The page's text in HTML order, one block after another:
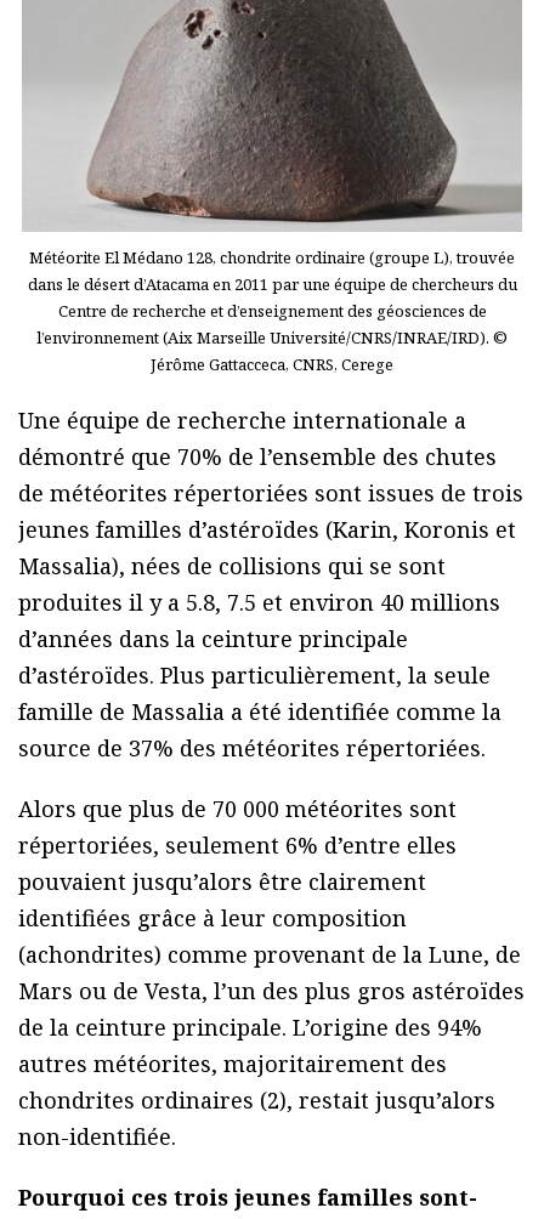
Météorite El Médano 128, chondrite ordinaire (groupe L), trouvée
dans le désert d’Atacama en 2011 par une équipe de chercheurs du
Centre de recherche et d’enseignement des géosciences de
l’environnement (Aix Marseille Université/CNRS/INRAE/IRD). ©
Jérôme Gattacceca, CNRS, Cerege
Une équipe de recherche internationale a
démontré que 70% de l’ensemble des chutes
de météorites répertoriées sont issues de trois
jeunes familles d’astéroïdes (Karin, Koronis et
Massalia), nées de collisions qui se sont
produites il y a 5.8, 7.5 et environ 40 millions
d’années dans la ceinture principale
d’astéroïdes. Plus particulièrement, la seule
famille de Massalia a été identifiée comme la
source de 37% des météorites répertoriées.
Alors que plus de 70 000 météorites sont
répertoriées, seulement 6% d’entre elles
pouvaient jusqu’alors être clairement
identifiées grâce à leur composition
(achondrites) comme provenant de la Lune, de
Mars ou de Vesta, l’un des plus gros astéroïdes
de la ceinture principale. L’origine des 94%
autres météorites, majoritairement des
chondrites ordinaires (2), restait jusqu’alors
non-identifiée.
Pourquoi ces trois jeunes familles sont-